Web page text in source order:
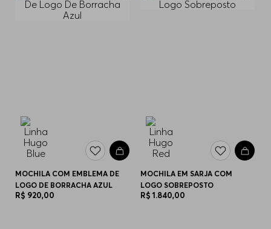
MOCHILA COM EMBLEMA DE
LOGO DE BORRACHA AZUL
R$ 920,00
MOCHILA EM SARJA COM
LOGO SOBREPOSTO
R$ 1.840,00